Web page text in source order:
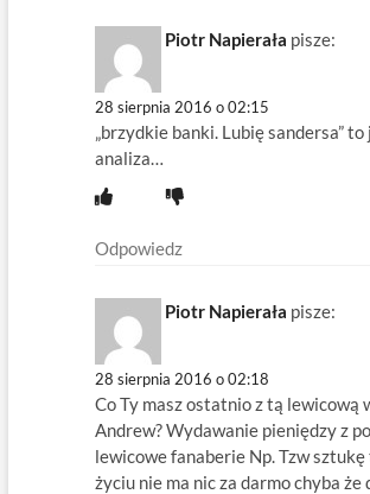
Piotr Napierała pisze:
28 sierpnia 2016 o 02:15
„brzydkie banki. Lubię sandersa”
analiza…
Odpowiedz
Piotr Napierała pisze:
28 sierpnia 2016 o 02:18
Co Ty masz ostatnio z tą lewicową
Andrew? Wydawanie pieniędzy z
lewicowe fanaberie Np. Tzw
życiu nie ma nic za darmo chyba że